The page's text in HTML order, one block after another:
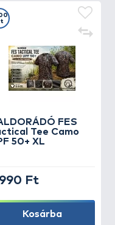
FES
Tee Camo
50+ XL
Ft
Kosárba